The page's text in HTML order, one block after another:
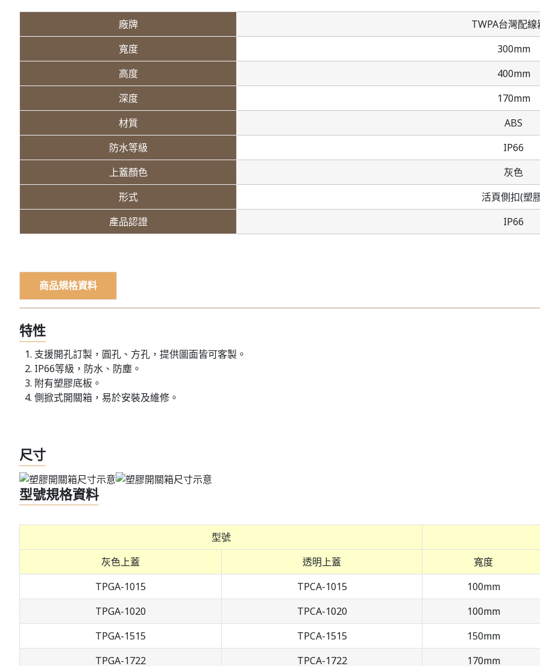
廠牌
TWPA台灣配線
寬度
300mm
高度
400mm
深度
170mm
材質
ABS
防水等級
IP66
上蓋顏色
灰色
形式
活頁側扣(塑
產品認證
IP66
商品規格資料
特性
支援開孔訂製，圓孔、方孔，提供圖面皆可客製。
IP66等級，防水、防塵。
附有塑膠底板。
側掀式開關箱，易於安裝及維修。
尺寸
型號規格資料
型號
灰色上蓋
透明上蓋
寬度
TPGA-1015
TPCA-1015
100mm
TPGA-1020
TPCA-1020
100mm
TPGA-1515
TPCA-1515
150mm
TPGA-1722
TPCA-1722
170mm